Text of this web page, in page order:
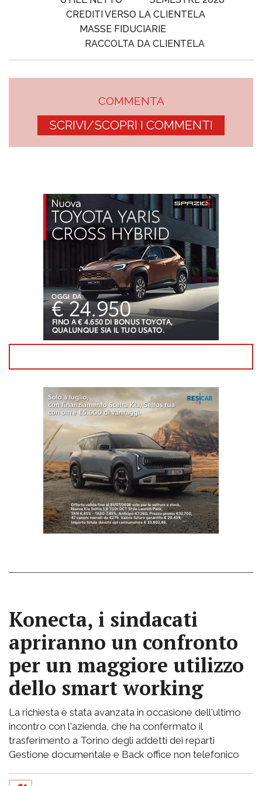
CREDITI VERSO LA CLIENTELA
MASSE FIDUCIARIE
RACCOLTA DA CLIENTELA
COMMENTA
SCRIVI/SCOPRI I COMMENTI
Konecta, i sindacati
apriranno un confronto
per un maggiore utilizzo
dello smart working
La richiesta è stata avanzata in occasione dell'ultimo
incontro con l'azienda, che ha confermato il
trasferimento a Torino degli addetti dei reparti
Gestione documentale e Back office non telefonico